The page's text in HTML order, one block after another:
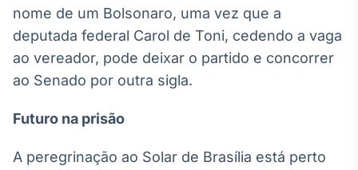
nome de um Bolsonaro, uma vez que a
deputada federal Carol de Toni, cedendo a vaga
ao vereador, pode deixar o partido e concorrer
ao Senado por outra sigla.
Futuro na prisão
A peregrinação ao Solar de Brasília está perto